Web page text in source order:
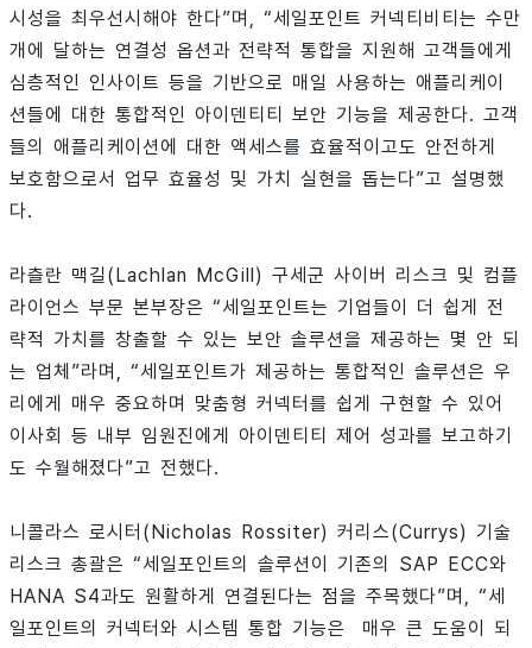
시성을 최우선시해야 한다”며, “세일포인트 커넥티비티는 수만
개에 달하는 연결성 옵션과 전략적 통합을 지원해 고객들에게
심층적인 인사이트 등을 기반으로 매일 사용하는 애플리케이
션들에 대한 통합적인 아이덴티티 보안 기능을 제공한다. 고객
들의 애플리케이션에 대한 액세스를 효율적이고도 안전하게
보호함으로서 업무 효율성 및 가치 실현을 돕는다”고 설명했
다.
라츨란 맥길(Lachlan McGill) 구세군 사이버 리스크 및 컴플
라이언스 부문 본부장은 “세일포인트는 기업들이 더 쉽게 전
략적 가치를 창출할 수 있는 보안 솔루션을 제공하는 몇 안 되
는 업체”라며, “세일포인트가 제공하는 통합적인 솔루션은 우
리에게 매우 중요하며 맞춤형 커넥터를 쉽게 구현할 수 있어
이사회 등 내부 임원진에게 아이덴티티 제어 성과를 보고하기
도 수월해졌다”고 전했다.
니콜라스 로시터(Nicholas Rossiter) 커리스(Currys) 기술
리스크 총괄은 “세일포인트의 솔루션이 기존의 SAP ECC와
HANA S4과도 원활하게 연결된다는 점을 주목했다”며, “세
일포인트의 커넥터와 시스템 통합 기능은 매우 큰 도움이 되